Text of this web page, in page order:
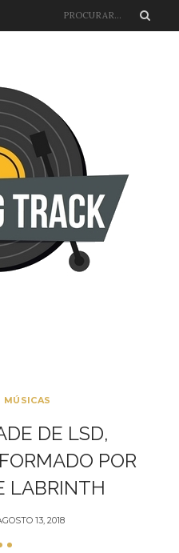
MÚSICAS
DE LSD,
POR
LABRINTH
13, 2018